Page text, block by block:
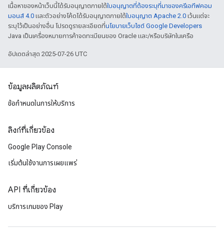
เนื้อหาของหน้าเว็บนี้ได้รับอนุญาตภายใต้ใบอนุญาตที่ต้องระบุที่มาของครีเอทีฟคอม
มอนส์ 4.0 และตัวอย่างโค้ดได้รับอนุญาตภายใต้ใบอนุญาต Apache 2.0 เว้นแต่จะ
ระบุไว้เป็นอย่างอื่น โปรดดูรายละเอียดที่นโยบายเว็บไซต์ Google Developers
Java เป็นเครื่องหมายการค้าจดทะเบียนของ Oracle และ/หรือบริษัทในเครือ
อัปเดตล่าสุด 2025-07-26 UTC
ข้อมูลผลิตภัณฑ์
ข้อกำหนดในการให้บริการ
ลิงก์ที่เกี่ยวข้อง
Google Play Console
เริ่มต้นใช้งานการเผยแพร่
API ที่เกี่ยวข้อง
บริการเกมของ Play